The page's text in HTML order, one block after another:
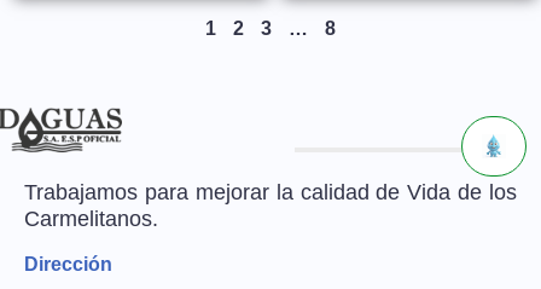
1 2 3 … 8
Trabajamos para mejorar la calidad de Vida de los
Carmelitanos.
Dirección